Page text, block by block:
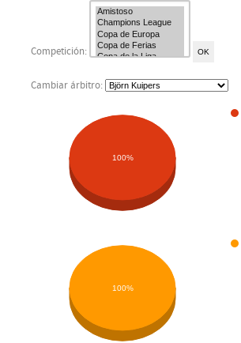
Competición:
Cambiar árbitro:
100%
100%